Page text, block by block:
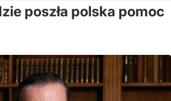
poszła polska pomoc